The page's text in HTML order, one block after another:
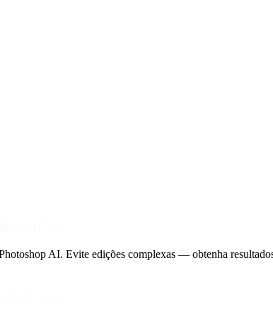
Segundos
AI. Evite edições complexas — obtenha
Complexa